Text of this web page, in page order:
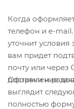
Когда
телефон и e-
уточнит условия
вам придет
почту или через
доставки и
Оформление
выглядит
полностью